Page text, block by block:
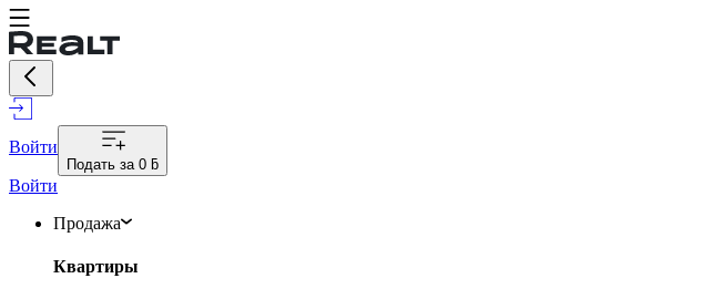
Войти
Подать за 0 ƃ
Войти
Продажа
Квартиры